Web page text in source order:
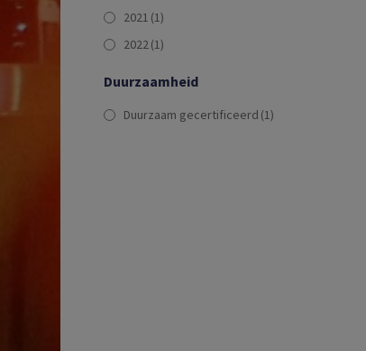
2021 (1)
2022(1)
Duurzaamheid
Duurzaam gecertificeerd (1)